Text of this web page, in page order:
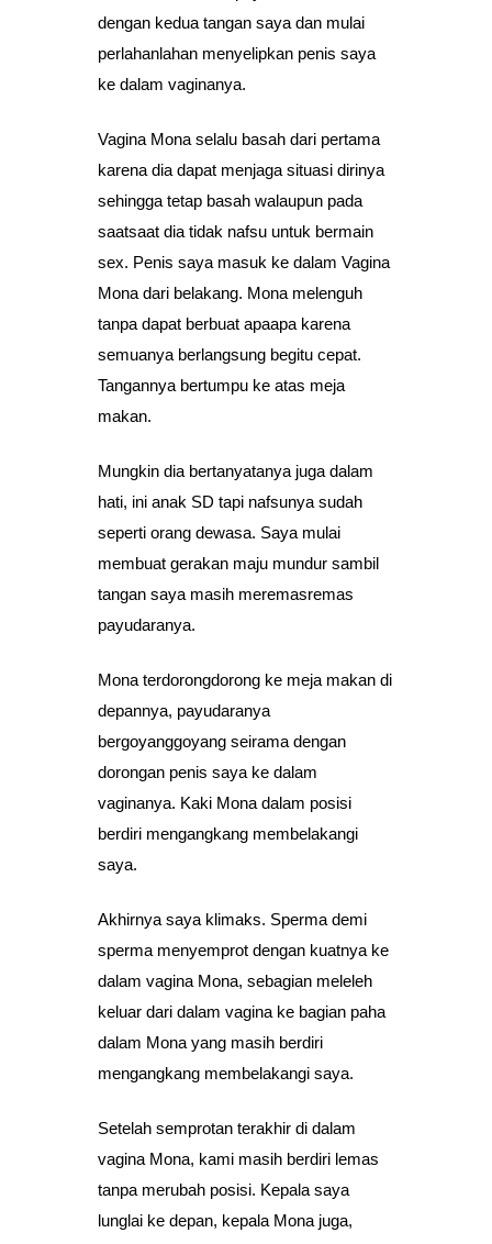
dengan kedua tangan saya dan mulai
perlahanlahan menyelipkan penis saya
ke dalam vaginanya.
Vagina Mona selalu basah dari pertama
karena dia dapat menjaga situasi dirinya
sehingga tetap basah walaupun pada
saatsaat dia tidak nafsu untuk bermain
sex. Penis saya masuk ke dalam Vagina
Mona dari belakang. Mona melenguh
tanpa dapat berbuat apaapa karena
semuanya berlangsung begitu cepat.
Tangannya bertumpu ke atas meja
makan.
Mungkin dia bertanyatanya juga dalam
hati, ini anak SD tapi nafsunya sudah
seperti orang dewasa. Saya mulai
membuat gerakan maju mundur sambil
tangan saya masih meremasremas
payudaranya.
Mona terdorongdorong ke meja makan di
depannya, payudaranya
bergoyanggoyang seirama dengan
dorongan penis saya ke dalam
vaginanya. Kaki Mona dalam posisi
berdiri mengangkang membelakangi
saya.
Akhirnya saya klimaks. Sperma demi
sperma menyemprot dengan kuatnya ke
dalam vagina Mona, sebagian meleleh
keluar dari dalam vagina ke bagian paha
dalam Mona yang masih berdiri
mengangkang membelakangi saya.
Setelah semprotan terakhir di dalam
vagina Mona, kami masih berdiri lemas
tanpa merubah posisi. Kepala saya
lunglai ke depan, kepala Mona juga,